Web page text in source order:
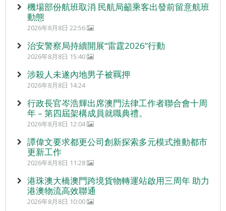
機場部份航班取消 民航局籲乘客出發前留意航班
動態
2026年8月8日 22:56
治安警察局持續開展“雷霆2026”行動
2026年8月8日 15:40
涉殺人未遂內地男子被羈押
2026年8月8日 14:24
行政長官岑浩輝出席澳門法律工作者聯合會十周
年 – 第四屆架構成員就職典禮。
2026年8月8日 12:04
譚偉文要求都更公司創新探索多元模式推動都市
更新工作
2026年8月8日 11:28
港珠澳大橋澳門跨境貨物轉運站啟用三周年 助力
港澳物流高效聯通
2026年8月8日 10:00